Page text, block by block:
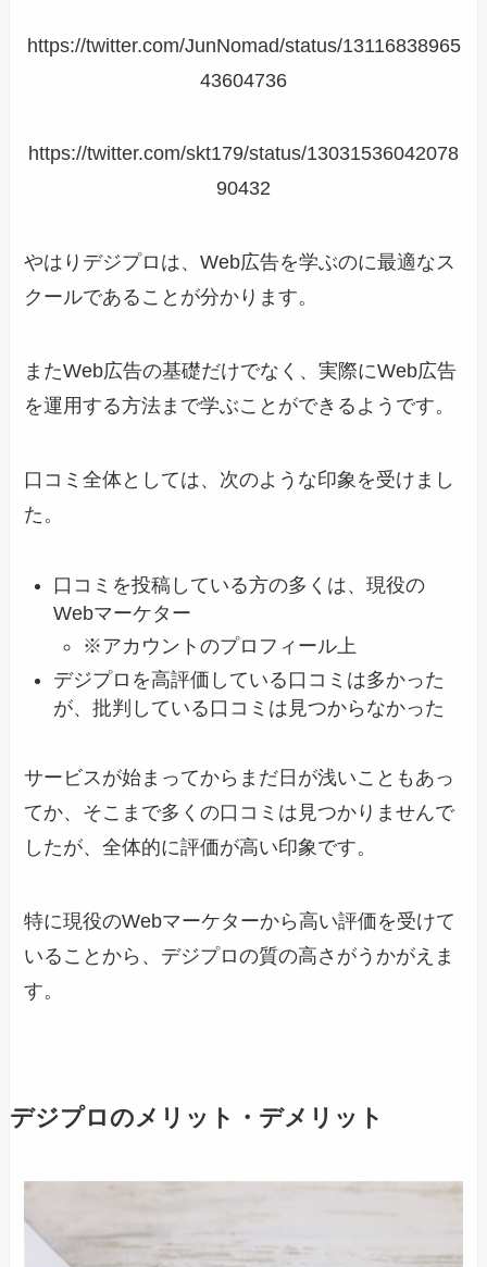
https://twitter.com/JunNomad/status/13116838965
43604736
https://twitter.com/skt179/status/13031536042078
90432
やはりデジプロは、Web広告を学ぶのに最適なス
クールであることが分かります。
またWeb広告の基礎だけでなく、実際にWeb広告
を運用する方法まで学ぶことができるようです。
口コミ全体としては、次のような印象を受けまし
た。
口コミを投稿している方の多くは、現役の
Webマーケター
※アカウントのプロフィール上
デジプロを高評価している口コミは多かった
が、批判している口コミは見つからなかった
サービスが始まってからまだ日が浅いこともあっ
てか、そこまで多くの口コミは見つかりませんで
したが、全体的に評価が高い印象です。
特に現役のWebマーケターから高い評価を受けて
いることから、デジプロの質の高さがうかがえま
す。
デジプロのメリット・デメリット